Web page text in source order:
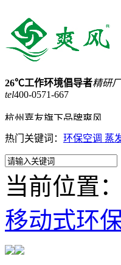
26℃工作环境倡导者精研
tel400-0571-667
杭州嘉友旗下品牌爽风
15168257898
网站收藏
首页
工业大吊扇
负压风机
热门关键词： 环保空调 蒸
当前位置：
移动式环